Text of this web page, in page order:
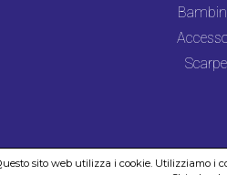
Scarpe
sito web utilizza i cookie. Utilizziamo i